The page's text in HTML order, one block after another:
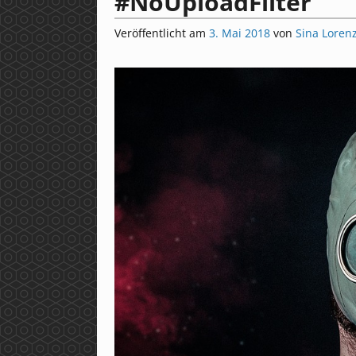
Veröffentlicht am 3. Mai 2018 von Sina